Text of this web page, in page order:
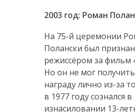
2003 год: Роман
На 75-й церемонии
Полански был
режиссёром за фильм
Но он не мог
награду лично из-за
в 1977 году сознался в
изнасиловании 13-